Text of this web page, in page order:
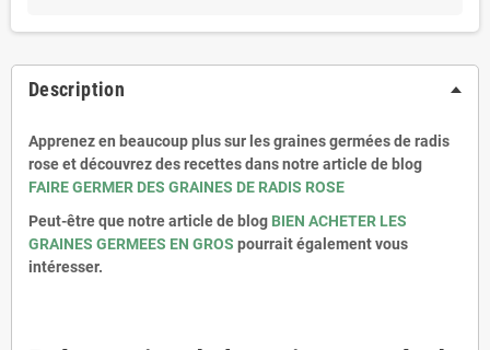
Description
Apprenez en beaucoup plus sur les graines germées de radis
rose et découvrez des recettes dans notre article de blog
FAIRE GERMER DES GRAINES DE RADIS ROSE
Peut-être que notre article de blog BIEN ACHETER LES
GRAINES GERMEES EN GROS pourrait également vous
intéresser.